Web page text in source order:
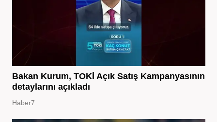
Bakan Kurum, TOKİ Açık Satış Kampanyasının
detaylarını açıkladı
Haber7